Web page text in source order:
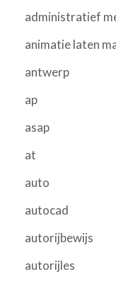
administratief
animatie laten
antwerp
ap
asap
at
auto
autocad
autorijbewijs
autorijles